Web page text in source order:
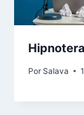
Por Salava